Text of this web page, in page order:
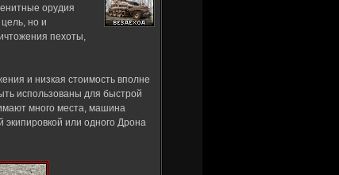
орудия
но и
пехоты,
и низкая стоимость вполне
использованы для быстрой
много места, машина
экипировкой или одного Дрона